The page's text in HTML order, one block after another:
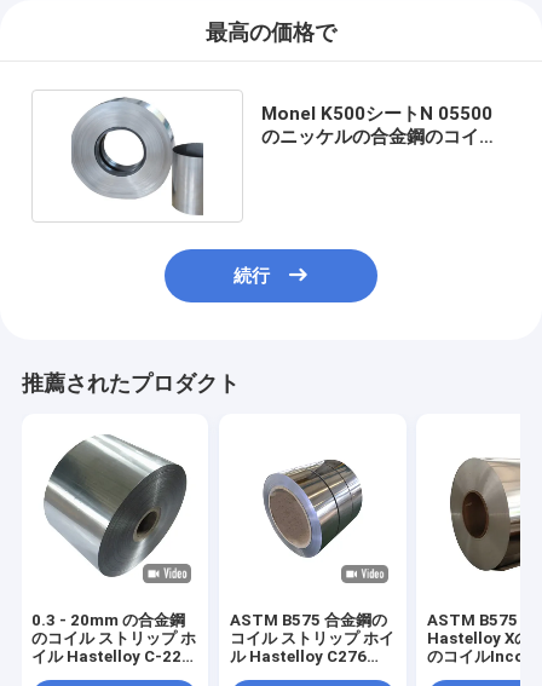
最高の価格で
Monel K500シートN 05500
のニッケルの合金鋼のコイル
続行
推薦されたプロダクト
0.3 - 20mm の合金鋼
のコイル ストリップ ホ
イル Hastelloy C-22
ASTM B575 合金鋼の
コイル ストリップ ホイ
ル Hastelloy C276
ASTM B575
Hastelloy Xの
のコイル